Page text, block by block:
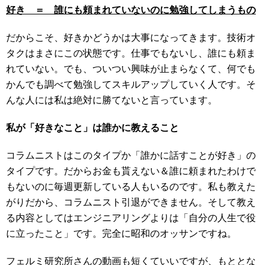
好き ＝ 誰にも頼まれていないのに勉強してしまうもの
だからこそ、好きかどうかは大事になってきます。技術オ
タクはまさにこの状態です。仕事でもないし、誰にも頼ま
れていない。でも、ついつい興味が止まらなくて、何でも
かんでも調べて勉強してスキルアップしていく人です。そ
んな人には私は絶対に勝てないと言っています。
私が「好きなこと」は誰かに教えること
コラムニストはこのタイプか「誰かに話すことが好き」の
タイプです。だからお金も貰えない＆誰に頼まれたわけで
もないのに毎週更新している人もいるのです。私も教えた
がりだから、コラムニスト引退ができません。そして教え
る内容としてはエンジニアリングよりは「自分の人生で役
に立ったこと」です。完全に昭和のオッサンですね。
フェルミ研究所さんの動画も短くていいですが、もととな